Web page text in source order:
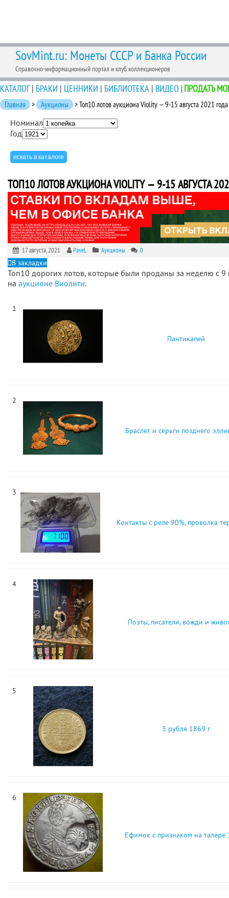
SovMint.ru: Монеты СССР и Банка России
Справочно-информационный портал и клуб коллекционеров
КАТАЛОГ| БРАКИ | ЦЕННИКИ | БИБЛИОТЕКА | ВИДЕО |ПРОДАТЬ
Главная > Аукционы > Топ10 лотов аукциона Violity — 9-15 августа 2021 года
Номинал
Год
ТОП10 ЛОТОВ АУКЦИОНА VIOLITY — 9-15 АВГУСТА
17 августа, 2021 PaveL Аукционы 0
В закладки
Топ10 дорогих лотов, которые были проданы за неделю с 9
на аукционе Виолити.
1
Пантикапей
2
Браслет и серьги позднего
3
Контакты с реле 90%, проволка
4
Поэты, писатели, вожди и
5
3 рубля 1869 г
6
Ефимок с признаком на талере